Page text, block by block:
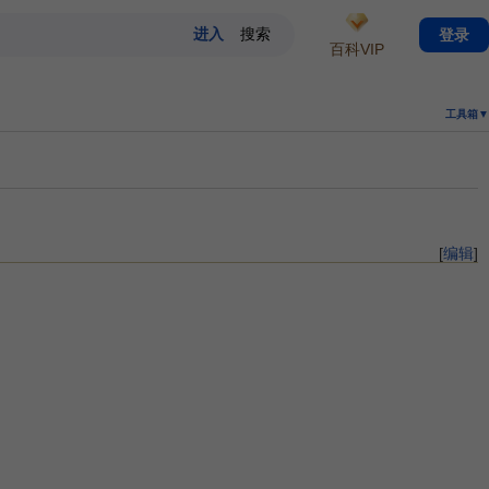
工具箱▼
[编辑]
百科VIP
登录